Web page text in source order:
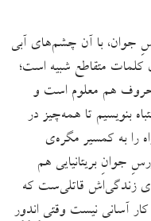
جوان، با آن چشم‌های آبی
متقاطع شبیه است؛
حروف هم معلوم است و
بنویسیم تا همه‌چیز در
را به کمسیر مگره‌ی
جوانِ بریتانیایی هم
زندگی‌اش قاتلی‌ست که
آسانی نیست وقتی اِندِوِر